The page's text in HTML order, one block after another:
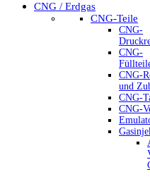
CNG / Erdgas
CNG-Teile
CNG-
CNG-
CNG-
und
CNG-
CNG-